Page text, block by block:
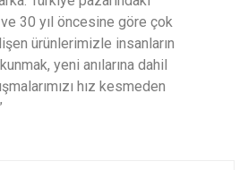
30 yıl öncesine göre çok
ürünlerimizle insanların
yeni anılarına dahil
hız kesmeden